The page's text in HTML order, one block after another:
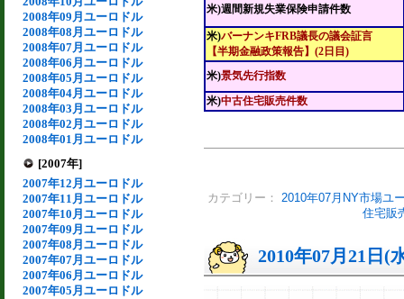
2008年09月ユーロドル
2008年08月ユーロドル
2008年07月ユーロドル
2008年06月ユーロドル
2008年05月ユーロドル
2008年04月ユーロドル
2008年03月ユーロドル
2008年02月ユーロドル
2008年01月ユーロドル
[2007年]
2007年12月ユーロドル
2007年11月ユーロドル
2007年10月ユーロドル
2007年09月ユーロドル
2007年08月ユーロドル
2007年07月ユーロドル
2007年06月ユーロドル
2007年05月ユーロドル
米)週間新規失業保険申請件数
米)バーナンキFRB議長の議会証言
【半期金融政策報告】(2日目)
米)景気先行指数
米)中古住宅販売件数
カテゴリー： 2010年07月NY市場ユ
住宅販
2010年07月21日(